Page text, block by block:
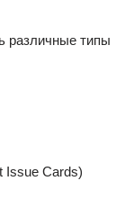
различные типы
Issue Cards)